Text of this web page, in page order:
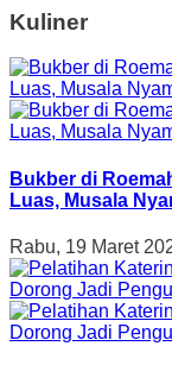
Kuliner
Bukber di
Luas, Musala
Rabu, 19 Maret